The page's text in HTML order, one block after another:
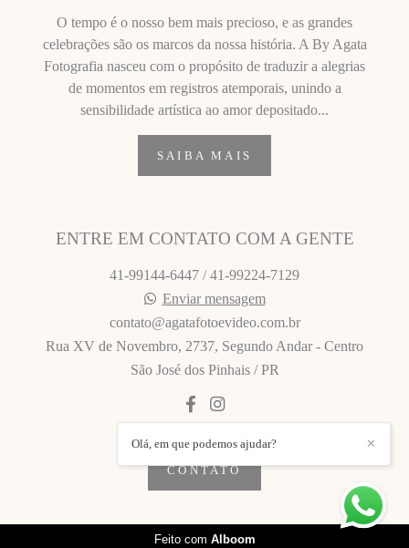
O tempo é o nosso bem mais precioso, e as grandes
celebrações são os marcos da nossa história. A By Agata
Fotografia nasceu com o propósito de traduzir a alegrias
de momentos em registros atemporais, unindo a
sensibilidade artística ao amor depositado...
SAIBA MAIS
ENTRE EM CONTATO COM A GENTE
41-99144-6447 / 41-99224-7129
Enviar mensagem
contato@agatafotoevideo.com.br
Rua XV de Novembro, 2737, Segundo Andar - Centro
São José dos Pinhais / PR
CONTATO
✕
Olá, em que podemos ajudar?
Feito com Alboom